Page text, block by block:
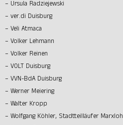
– Ursula Radziejewski
– ver.di Duisburg
– Veli Atmaca
– Volker Lehmann
– Volker Reinen
– VOLT Duisburg
– VVN-BdA Duisburg
– Werner Meiering
– Walter Kropp
– Wolfgang Köhler, Stadtteilläufer Marxloh